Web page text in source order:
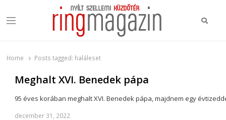
Menu
Home Posts tagged: haláleset
Meghalt XVI. Benedek pápa
95 éves korában meghalt XVI. Benedek pápa, majdnem egy
december 31, 2022